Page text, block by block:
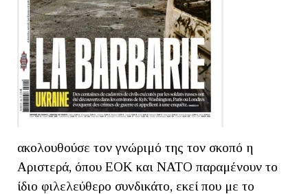
ακολουθούσε τον γνώριμό της τον σκοπό η
Αριστερά, όπου ΕΟΚ και ΝΑΤΟ παραμένουν το
ίδιο φιλελεύθερο συνδικάτο, εκεί που με το